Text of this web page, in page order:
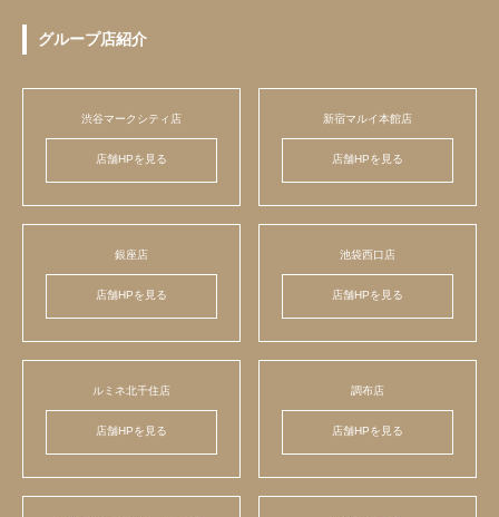
グループ店紹介
渋谷マークシティ店
店舗HPを見る
新宿マルイ本館店
店舗HPを見る
銀座店
店舗HPを見る
池袋西口店
店舗HPを見る
ルミネ北千住店
店舗HPを見る
調布店
店舗HPを見る